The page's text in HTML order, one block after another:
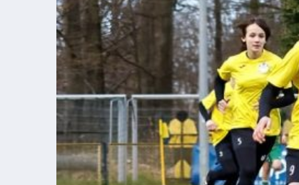
Biznes
Sklep
Sponsorzy
Trybuny